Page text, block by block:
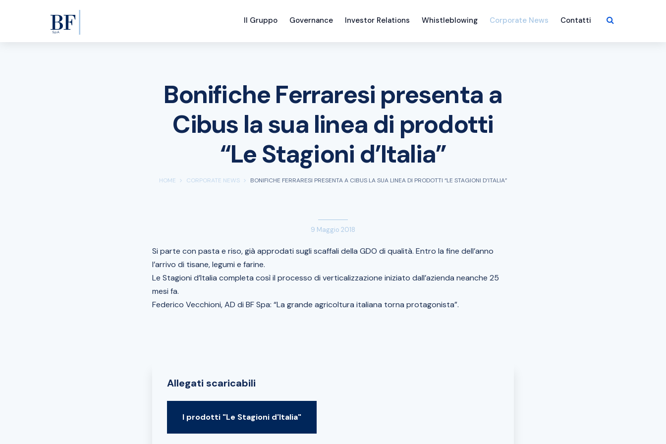
Il Gruppo Governance Investor Relations Whistleblowing Corporate News Contatti
Bonifiche Ferraresi presenta a
Cibus la sua linea di prodotti
“Le Stagioni d’Italia”
HOME CORPORATE NEWS BONIFICHE FERRARESI PRESENTA A CIBUS LA SUA LINEA DI PRODOTTI “LE STAGIONI D’ITALIA”
9 Maggio 2018
Si parte con pasta e riso, già approdati sugli scaffali della GDO di qualità. Entro la fine dell’anno
l’arrivo di tisane, legumi e farine.
Le Stagioni d’Italia completa così il processo di verticalizzazione iniziato dall’azienda neanche 25
mesi fa.
Federico Vecchioni, AD di BF Spa: “La grande agricoltura italiana torna protagonista”.
Allegati scaricabili
I prodotti "Le Stagioni d'Italia"